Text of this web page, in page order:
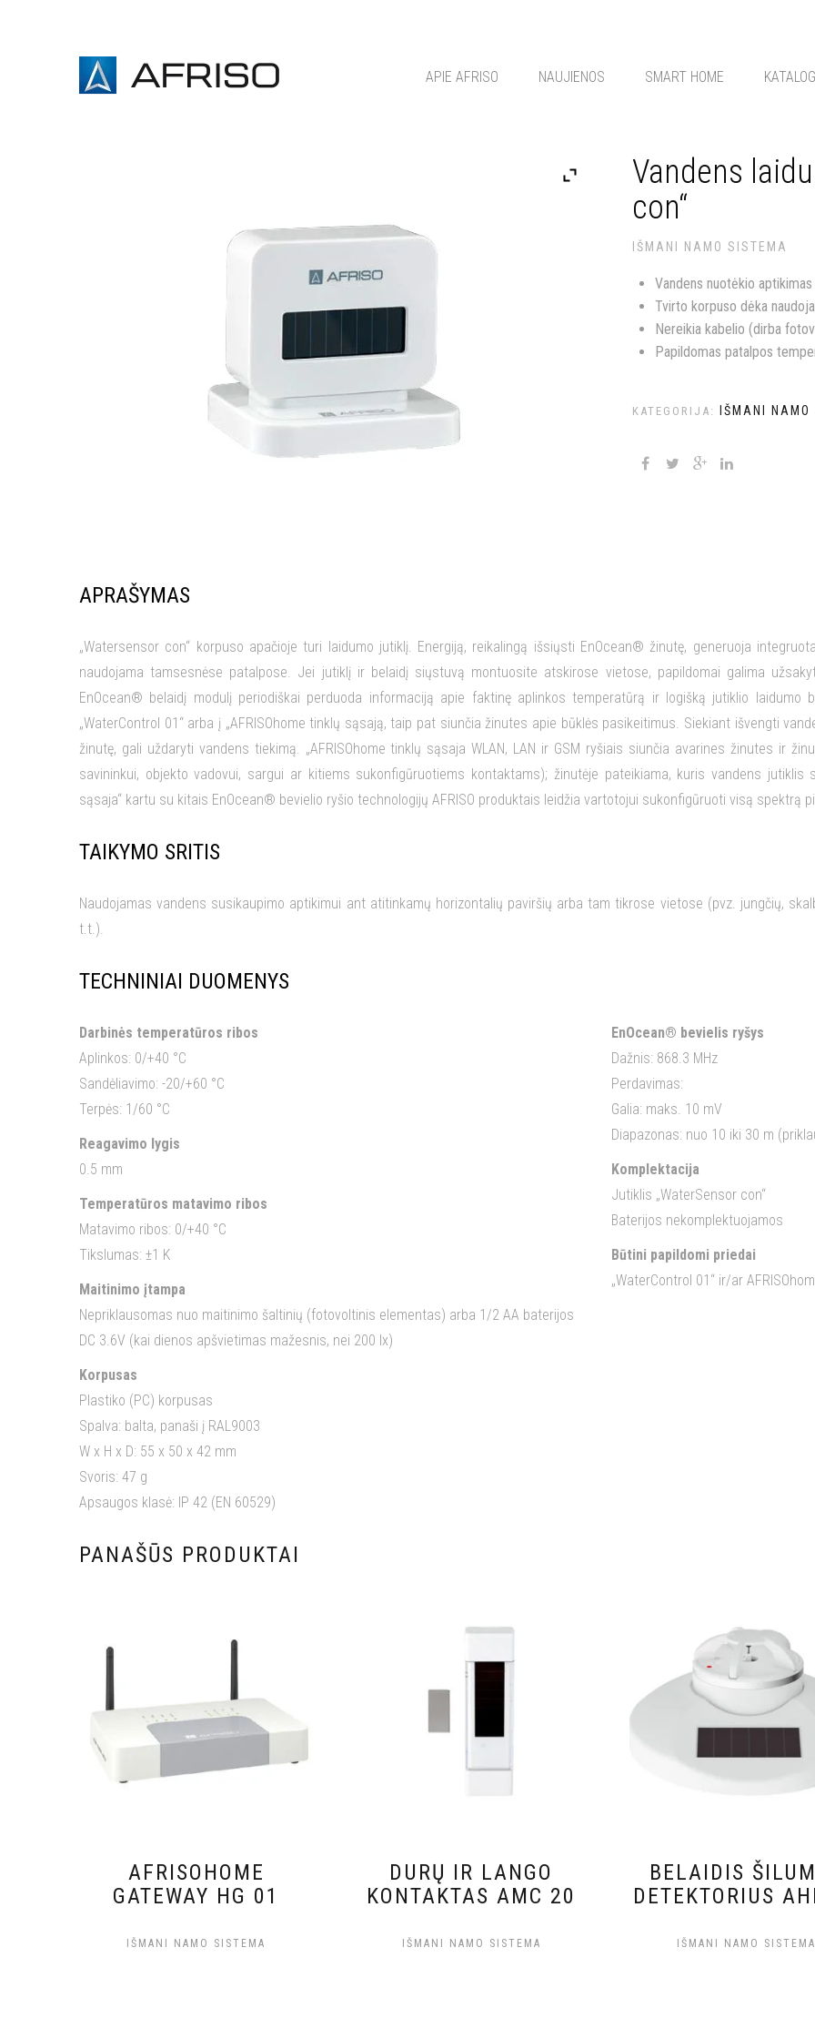
APIE AFRISO NAUJIENOS SMART HOME
Vandens
con“
IŠMANI NAMO SISTEMA
Vandens nuotėkio
Tvirto korpuso dėka
Nereikia kabelio (dirba
Papildomas patalpos
KATEGORIJA: IŠMANI
APRAŠYMAS
„Watersensor con“ korpuso apačioje turi laidumo jutiklį. Energiją, reikalingą išsiųsti EnOcean® žinutę, generuoja
naudojama tamsesnėse patalpose. Jei jutiklį ir belaidį siųstuvą montuosite atskirose vietose, papildomai galima
EnOcean® belaidį modulį periodiškai perduoda informaciją apie faktinę aplinkos temperatūrą ir logišką jutiklio
„WaterControl 01“ arba į „AFRISOhome tinklų sąsają, taip pat siunčia žinutes apie būklės pasikeitimus. Siekiant išvengti
žinutę, gali uždaryti vandens tiekimą. „AFRISOhome tinklų sąsaja WLAN, LAN ir GSM ryšiais siunčia avarines žinutes ir
savininkui, objekto vadovui, sargui ar kitiems sukonfigūruotiems kontaktams); žinutėje pateikiama, kuris vandens jutiklis
sąsaja“ kartu su kitais EnOcean® bevielio ryšio technologijų AFRISO produktais leidžia vartotojui sukonfigūruoti visą spektrą
TAIKYMO SRITIS
Naudojamas vandens susikaupimo aptikimui ant atitinkamų horizontalių paviršių arba tam tikrose vietose (pvz. jungčių,
t.t.).
TECHNINIAI DUOMENYS
Darbinės temperatūros ribos
Aplinkos: 0/+40 °C
Sandėliavimo: -20/+60 °C
Terpės: 1/60 °C
Reagavimo lygis
0.5 mm
Temperatūros matavimo ribos
Matavimo ribos: 0/+40 °C
Tikslumas: ±1 K
Maitinimo įtampa
Nepriklausomas nuo maitinimo šaltinių (fotovoltinis elementas) arba 1/2 AA baterijos
DC 3.6V (kai dienos apšvietimas mažesnis, nei 200 lx)
Korpusas
Plastiko (PC) korpusas
Spalva: balta, panaši į RAL9003
W x H x D: 55 x 50 x 42 mm
Svoris: 47 g
Apsaugos klasė: IP 42 (EN 60529)
EnOcean® bevielis ryšys
Dažnis: 868.3 MHz
Perdavimas:
Galia: maks. 10 mV
Diapazonas: nuo 10 iki 30 m
Komplektacija
Jutiklis „WaterSensor con“
Baterijos nekomplektuojamos
Būtini papildomi priedai
„WaterControl 01“ ir/ar
PANAŠŪS PRODUKTAI
AFRISOHOME
GATEWAY HG 01
IŠMANI NAMO SISTEMA
DURŲ IR LANGO
KONTAKTAS AMC 20
IŠMANI NAMO SISTEMA
BELAIDIS
DETEKTORIUS
IŠMANI NAMO SISTEMA